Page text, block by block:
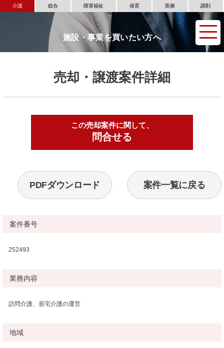
介護 総合 障害福祉 保育 医療 調剤
施設・事業を買いたい方へ
売却・譲渡案件詳細
この売却案件に関して、
問合せる
PDFダウンロード 案件一覧に戻る
案件番号
252493
業務内容
訪問介護、居宅介護の運営
地域